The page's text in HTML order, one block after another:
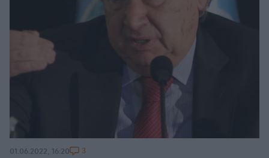
01.06.2022, 16:20 3